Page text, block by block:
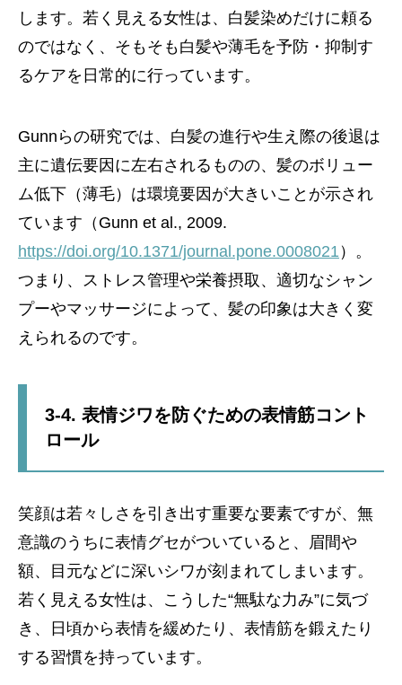
します。若く見える女性は、白髪染めだけに頼る
のではなく、そもそも白髪や薄毛を予防・抑制す
るケアを日常的に行っています。
Gunnらの研究では、白髪の進行や生え際の後退は
主に遺伝要因に左右されるものの、髪のボリュー
ム低下（薄毛）は環境要因が大きいことが示され
ています（Gunn et al., 2009.
https://doi.org/10.1371/journal.pone.0008021 ）。
つまり、ストレス管理や栄養摂取、適切なシャン
プーやマッサージによって、髪の印象は大きく変
えられるのです。
3-4. 表情ジワを防ぐための表情筋コント
ロール
笑顔は若々しさを引き出す重要な要素ですが、無
意識のうちに表情グセがついていると、眉間や
額、目元などに深いシワが刻まれてしまいます。
若く見える女性は、こうした“無駄な力み”に気づ
き、日頃から表情を緩めたり、表情筋を鍛えたり
する習慣を持っています。